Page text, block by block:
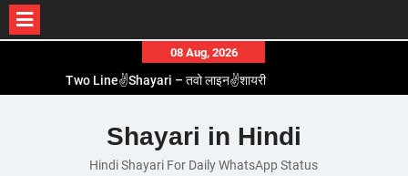
content
08 Aug, 2026
Two Line✌️Shayari – तवो लाइन✌️शायरी
Romantic Love😽Status – रोमांटिक लव😽स्टेटस
Love🥳Poetry In Hindi – लव🥳पोएट्री इन हिंदी
1 Line☝️Shayari In Hindi – १ लाइन☝️शायरी इन हिंदी
Shayari in Hindi
Hindi Shayari For Daily WhatsApp Status